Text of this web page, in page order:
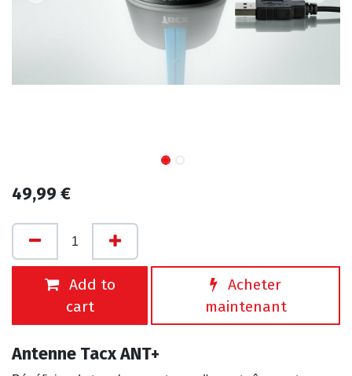
49,99 €
Add to
cart
Acheter
maintenant
Antenne Tacx ANT+